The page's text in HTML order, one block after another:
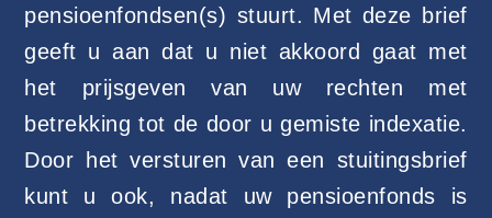
pensioenfondsen(s) stuurt. Met deze brief
geeft u aan dat u niet akkoord gaat met
het prijsgeven van uw rechten met
betrekking tot de door u gemiste indexatie.
Door het versturen van een stuitingsbrief
kunt u ook, nadat uw pensioenfonds is